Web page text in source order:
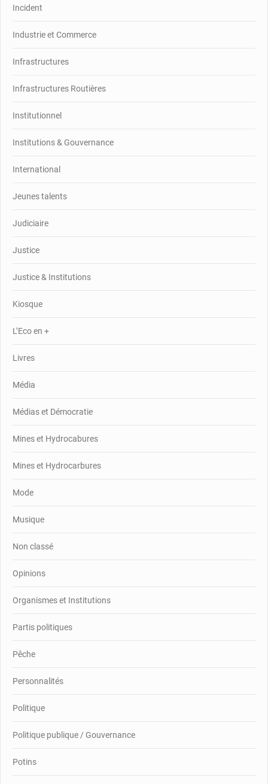
Incident
Industrie et Commerce
Infrastructures
Infrastructures Routières
Institutionnel
Institutions & Gouvernance
International
Jeunes talents
Judiciaire
Justice
Justice & Institutions
Kiosque
L’Eco en +
Livres
Média
Médias et Démocratie
Mines et Hydrocabures
Mines et Hydrocarbures
Mode
Musique
Non classé
Opinions
Organismes et Institutions
Partis politiques
Pêche
Personnalités
Politique
Politique publique / Gouvernance
Potins